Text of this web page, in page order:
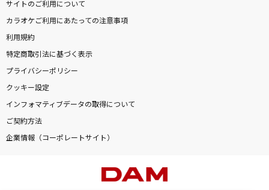
サイトのご利用について
カラオケご利用にあたっての注意事項
利用規約
特定商取引法に基づく表示
プライバシーポリシー
クッキー設定
インフォマティブデータの取得について
ご契約方法
企業情報（コーポレートサイト）